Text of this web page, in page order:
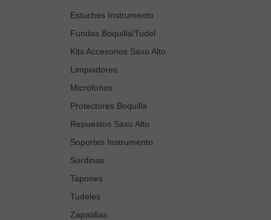
Estuches Instrumento
Fundas Boquilla/Tudel
Kits Accesorios Saxo Alto
Limpiadores
Microfonos
Protectores Boquilla
Repuestos Saxo Alto
Soportes Instrumento
Sordinas
Tapones
Tudeles
Zapatillas